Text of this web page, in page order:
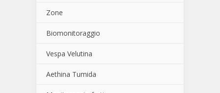
Zone
Biomonitoraggio
Vespa Velutina
Aethina Tumida